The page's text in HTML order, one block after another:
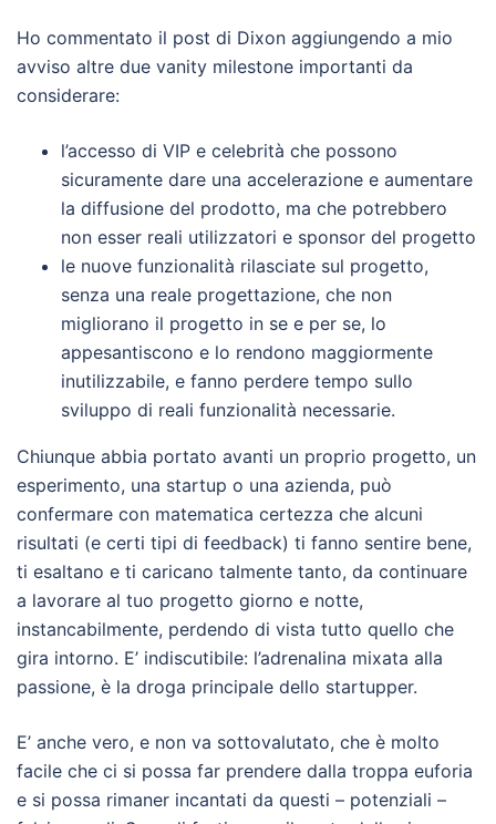
Ho commentato il post di Dixon aggiungendo a mio
avviso altre due vanity milestone importanti da
considerare:
l’accesso di VIP e celebrità che possono
sicuramente dare una accelerazione e aumentare
la diffusione del prodotto, ma che potrebbero
non esser reali utilizzatori e sponsor del progetto
le nuove funzionalità rilasciate sul progetto,
senza una reale progettazione, che non
migliorano il progetto in se e per se, lo
appesantiscono e lo rendono maggiormente
inutilizzabile, e fanno perdere tempo sullo
sviluppo di reali funzionalità necessarie.
Chiunque abbia portato avanti un proprio progetto, un
esperimento, una startup o una azienda, può
confermare con matematica certezza che alcuni
risultati (e certi tipi di feedback) ti fanno sentire bene,
ti esaltano e ti caricano talmente tanto, da continuare
a lavorare al tuo progetto giorno e notte,
instancabilmente, perdendo di vista tutto quello che
gira intorno. E’ indiscutibile: l’adrenalina mixata alla
passione, è la droga principale dello startupper.
E’ anche vero, e non va sottovalutato, che è molto
facile che ci si possa far prendere dalla troppa euforia
e si possa rimaner incantati da questi – potenziali –